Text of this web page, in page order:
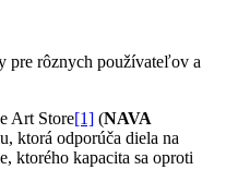
pre rôznych používateľov a
Art Store[1] (NAVA
ktorá odporúča diela na
ktorého kapacita sa oproti